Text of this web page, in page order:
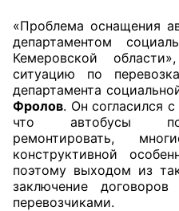
«Проблема оснащения
департаментом
Кемеровской
ситуацию по
департамента
Фролов. Он согласился
что автобусы
ремонтировать,
конструктивной
поэтому выходом из
заключение
перевозчиками.